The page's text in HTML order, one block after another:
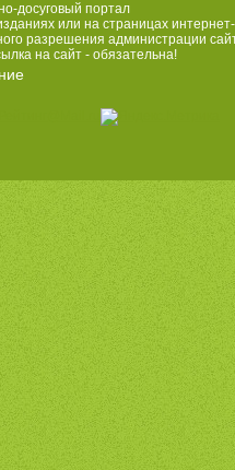
досуговый портал
или на страницах интернет-
разрешения администрации
на сайт - обязательна!